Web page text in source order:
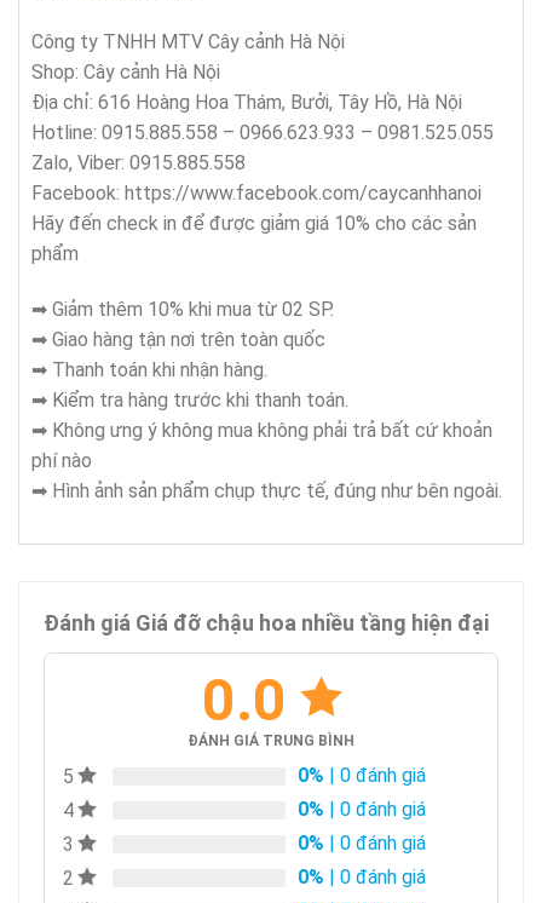
Công ty TNHH MTV Cây cảnh Hà Nội
Shop: Cây cảnh Hà Nội
Địa chỉ: 616 Hoàng Hoa Thám, Bưởi, Tây Hồ, Hà Nội
Hotline: 0915.885.558 – 0966.623.933 – 0981.525.055
Zalo, Viber: 0915.885.558
Facebook: https://www.facebook.com/caycanhhanoi
Hãy đến check in để được giảm giá 10% cho các sản
phẩm
➡ Giảm thêm 10% khi mua từ 02 SP.
➡ Giao hàng tận nơi trên toàn quốc
➡ Thanh toán khi nhận hàng.
➡ Kiểm tra hàng trước khi thanh toán.
➡ Không ưng ý không mua không phải trả bất cứ khoản
phí nào
➡ Hình ảnh sản phẩm chụp thực tế, đúng như bên ngoài.
Đánh giá Giá đỡ chậu hoa nhiều tầng hiện đại
0.0
ĐÁNH GIÁ TRUNG BÌNH
5 0% | 0 đánh giá
4
0% | 0 đánh giá
3
0% | 0 đánh giá
2
0% | 0 đánh giá